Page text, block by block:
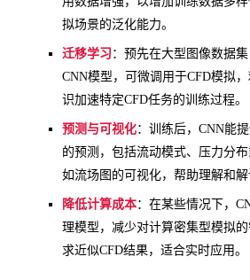
拟场景的泛化能力。
迁移学习 ：预先在大型图像数据
CNN模型，可微调用于CFD模拟
识加速特定CFD任务的训练过程。
预测与可视化：训练后，CNN能
的预测，包括流动模式、压力分
如流场图的可视化，帮助理解和解
降低计算成本：在某些情况下，
理模型，减少对计算密集型模拟
求近似CFD结果，适合实时应用。